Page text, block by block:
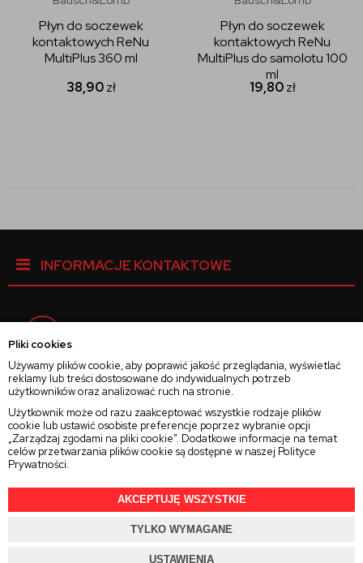
Pliki cookies
Używamy plików cookie, aby poprawić jakość przeglądania, wyświetlać
reklamy lub treści dostosowane do indywidualnych potrzeb
użytkowników oraz analizować ruch na stronie.
Użytkownik może od razu zaakceptować wszystkie rodzaje plików
cookie lub ustawić osobiste preferencje poprzez wybranie opcji
„Zarządzaj zgodami na pliki cookie”. Dodatkowe informacje na temat
celów przetwarzania plików cookie są dostępne w naszej Polityce
Prywatności.
AKCEPTUJĘ WSZYSTKIE
TYLKO WYMAGANE
USTAWIENIA
Płyn do soczewek
kontaktowych ReNu
MultiPlus 360 ml
38,90zł
Płyn do soczewek
kontaktowych ReNu
MultiPlus do samolotu 100
ml
19,80zł
INFORMACJE KONTAKTOWE
Instagram
Twitter
2025 © Wszelkie Prawa ZastrzeżoneRajsoczewek.pl